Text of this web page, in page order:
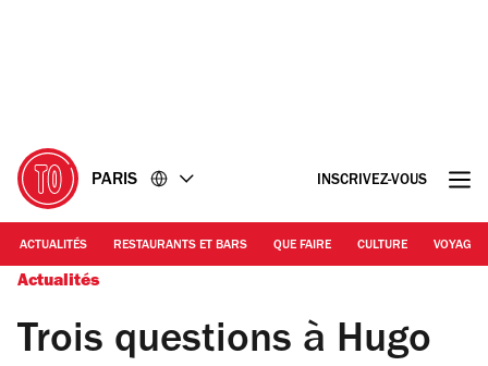
PARIS INSCRIVEZ-VOUS
ACTUALITÉS RESTAURANTS ET BARS QUE FAIRE CULTURE VOYAGE
Actualités
Trois questions à Hugo